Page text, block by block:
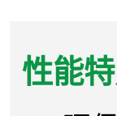
性能特